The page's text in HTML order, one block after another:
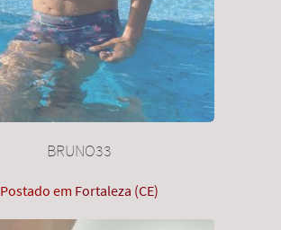
BRUNO33
Postado em Fortaleza (CE)